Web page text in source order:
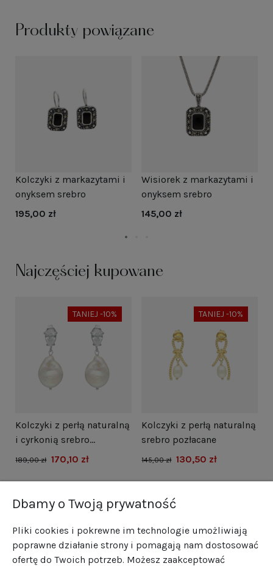
Produkty powiązane
Kolczyki z markazytami i
onyksem srebro
195,00 zł
Wisiorek z markazytami i
onyksem srebro
145,00 zł
Najczęściej kupowane
TANIEJ -10%
Kolczyki z perłą naturalną
i cyrkonią srebro
rodowane
189,00 zł 170,10 zł
TANIEJ -10%
Kolczyki z perłą naturalną
srebro pozłacane
145,00 zł 130,50 zł
Dbamy o Twoją prywatność
Pliki cookies i pokrewne im technologie umożliwiają
poprawne działanie strony i pomagają nam dostosować
ofertę do Twoich potrzeb. Możesz zaakceptować